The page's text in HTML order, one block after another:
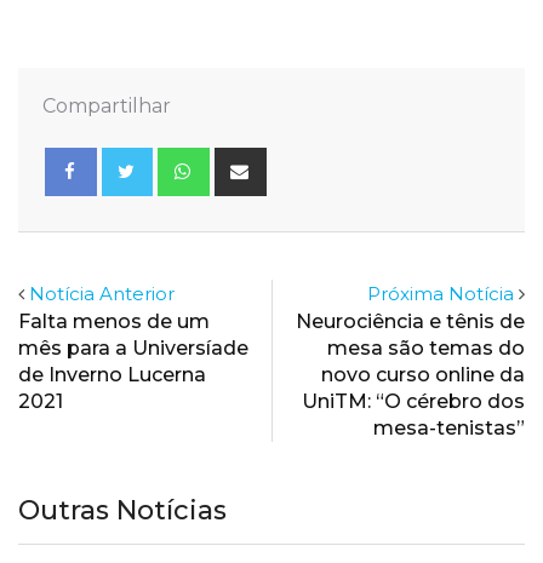
Compartilhar
Whatsapp
Notícia Anterior
Falta menos de um
mês para a Universíade
de Inverno Lucerna
2021
Próxima Notícia
Neurociência e tênis de
mesa são temas do
novo curso online da
UniTM: “O cérebro dos
mesa-tenistas”
Outras Notícias